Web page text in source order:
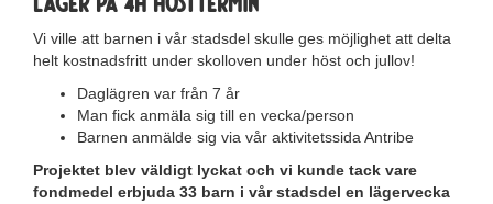
Vi ville att barnen i vår stadsdel skulle ges möjlighet att delta
helt kostnadsfritt under skolloven under höst och jullov!
Daglägren var från 7 år
Man fick anmäla sig till en vecka/person
Barnen anmälde sig via vår aktivitetssida Antribe
Projektet blev väldigt lyckat och vi kunde tack vare
fondmedel erbjuda 33 barn i vår stadsdel en lägervecka